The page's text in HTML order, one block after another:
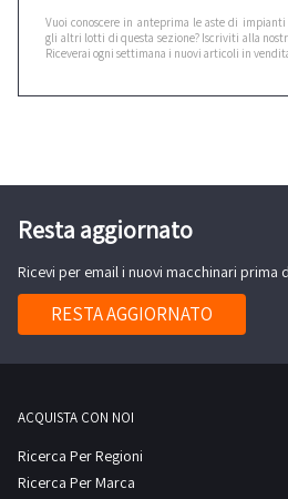
Vuoi conoscere in anteprima le aste di
gli altri lotti di questa sezione? Iscriviti alla
Riceverai ogni settimana i nuovi articoli in
Resta aggiornato
Ricevi per email i nuovi macchinari prima
RESTA AGGIORNATO
ACQUISTA CON NOI
Ricerca Per Regioni
Ricerca Per Marca